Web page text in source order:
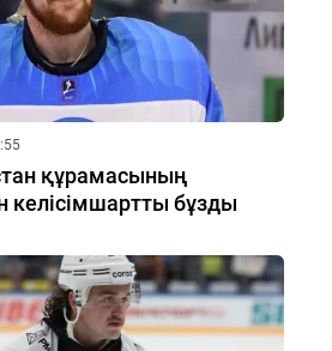
құрамасының
бұзды